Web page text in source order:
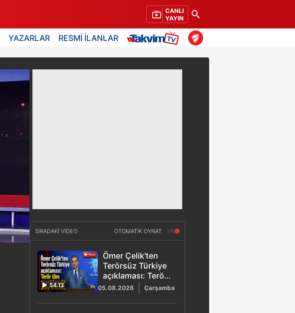
CANLI
YAYIN
YAZARLAR RESMİ İLANLAR
SIRADAKİ VİDEO OTOMATİK OYNAT
54:13
Ömer Çelik'ten
Terörsüz Türkiye
açıklaması: Terör
tüm uzantılarıyla
sona erecek
05.08.2026 Çarşamba